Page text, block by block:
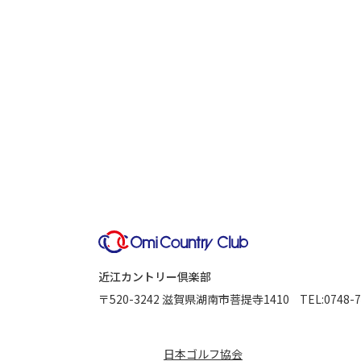
近江カントリー倶楽部
〒520-3242 滋賀県湖南市菩提寺1410 TEL:0748-
日本ゴルフ協会